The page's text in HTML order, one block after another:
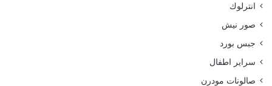
انترلوك
صور نيش
جبس بورد
سراير اطفال
صالونات مودرن